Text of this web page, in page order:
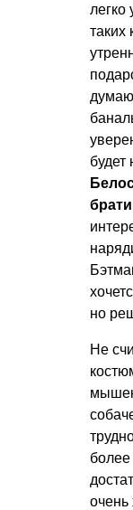
легко
таких
будет
но
Не
очень